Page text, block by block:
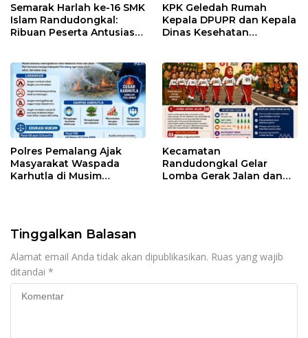
Semarak Harlah ke-16 SMK
Islam Randudongkal:
Ribuan Peserta Antusias
KPK Geledah Rumah
Kepala DPUPR dan Kepala
Dinas Kesehatan
Polres Pemalang Ajak
Masyarakat Waspada
Karhutla di Musim
Kecamatan
Randudongkal Gelar
Lomba Gerak Jalan dan
Tinggalkan Balasan
Alamat email Anda tidak akan dipublikasikan. Ruas yang wajib
ditandai *